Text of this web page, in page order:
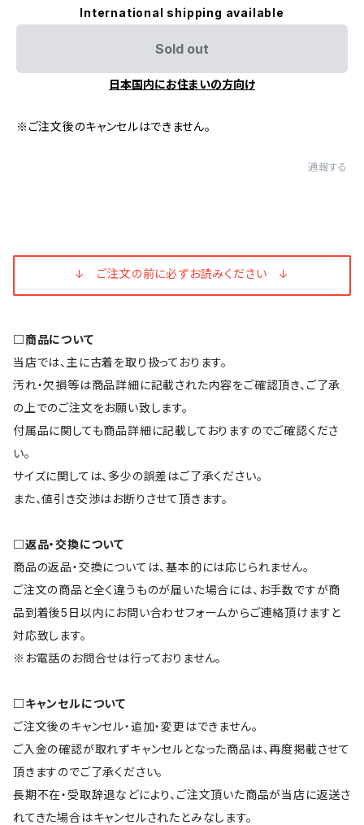
International shipping available
Sold out
日本国内にお住まいの方向け
※ご注文後のキャンセルはできません。
通報する
↓ ご注文の前に必ずお読みください ↓
□商品について
当店では、主に古着を取り扱っております。
汚れ・欠損等は商品詳細に記載された内容をご確認頂き、ご了承
の上でのご注文をお願い致します。
付属品に関しても商品詳細に記載しておりますのでご確認くださ
い。
サイズに関しては、多少の誤差はご了承ください。
また、値引き交渉はお断りさせて頂きます。
□返品・交換について
商品の返品・交換については、基本的には応じられません。
ご注文の商品と全く違うものが届いた場合には、お手数ですが商
品到着後5日以内にお問い合わせフォームからご連絡頂けますと
対応致します。
※お電話のお問合せは行っておりません。
□キャンセルについて
ご注文後のキャンセル・追加・変更はできません。
ご入金の確認が取れずキャンセルとなった商品は、再度掲載させて
頂きますのでご了承ください。
長期不在・受取辞退などにより、ご注文頂いた商品が当店に返送さ
れてきた場合はキャンセルされたとみなします。